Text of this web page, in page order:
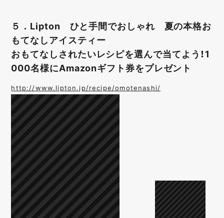
５．Lipton ひと手間でおしゃれ 夏の本格お
もてなしアイスティー
おもてなしされたいレシピを選んで当てよう！1
000名様にAmazonギフト券をプレゼント
http://www.lipton.jp/recipe/omotenashi/